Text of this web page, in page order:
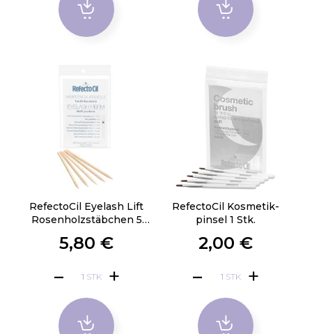
RefectoCil Eyelash Lift
Rosen­holzstäbchen 5
5,80 €
STK
RefectoCil Kosmetik­
pinsel 1 Stk.
2,00 €
STK